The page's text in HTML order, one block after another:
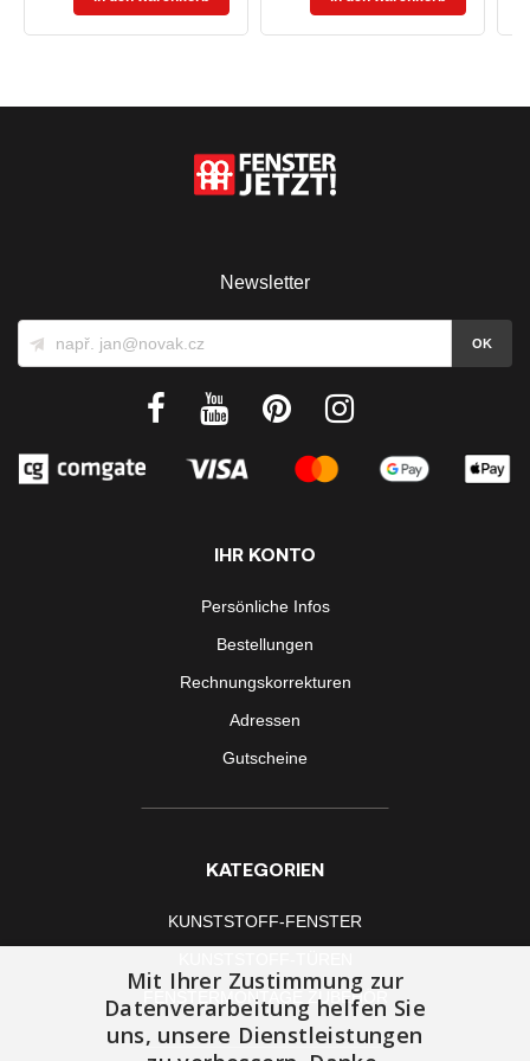
Newsletter
IHR KONTO
Persönliche Infos
Bestellungen
Rechnungskorrekturen
Adressen
Gutscheine
KATEGORIEN
KUNSTSTOFF-FENSTER
FENSTERMONTAGE ZUBEHÖR
Mit Ihrer Zustimmung zur
Datenverarbeitung helfen Sie
uns, unsere Dienstleistungen